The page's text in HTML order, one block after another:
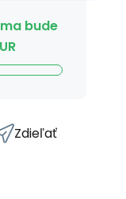
bude
Zdieľať